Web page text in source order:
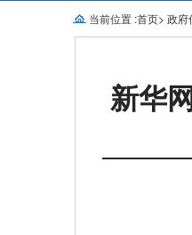
当前位置 :首页> 政府
新华